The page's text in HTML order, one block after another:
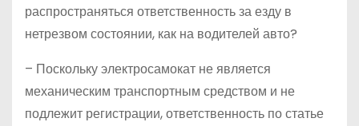
распространяться ответственность за езду в
нетрезвом состоянии, как на водителей авто?
– Поскольку электросамокат не является
механическим транспортным средством и не
подлежит регистрации, ответственность по статье